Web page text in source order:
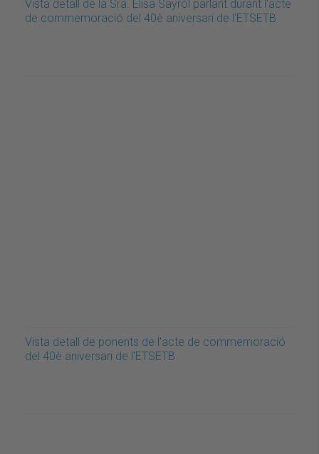
Vista detall de la Sra. Elisa Sayrol parlant durant l'acte
de commemoració del 40è aniversari de l'ETSETB
Vista detall de ponents de l'acte de commemoració
del 40è aniversari de l'ETSETB